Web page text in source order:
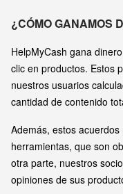
¿CÓMO GANAMOS
HelpMyCash gana
clic en productos. Estos
nuestros usuarios
cantidad de contenido
Además, estos
herramientas, que son
otra parte, nuestros
opiniones de sus